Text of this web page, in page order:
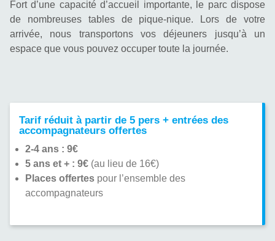
Fort d’une capacité d’accueil importante, le parc dispose
de nombreuses tables de pique-nique. Lors de votre
arrivée, nous transportons vos déjeuners jusqu’à un
espace que vous pouvez occuper toute la journée.
Tarif réduit à partir de 5 pers + entrées des
accompagnateurs offertes
2-4 ans : 9€
5 ans et + : 9€(au lieu de 16€)
Places offertespour l’ensemble des
accompagnateurs